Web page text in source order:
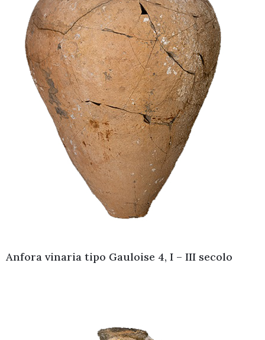
Anfora vinaria tipo Gauloise 4, I – III secolo